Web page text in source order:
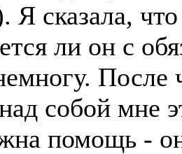
Я сказала,
ли он с
После
собой мне
помощь -